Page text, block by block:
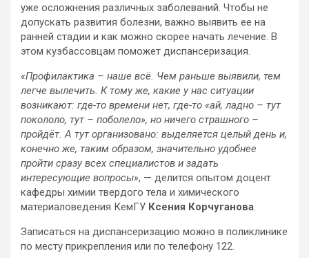
уже осложнения различных заболеваний. Чтобы не
допускать развития болезни, важно выявить ее на
ранней стадии и как можно скорее начать лечение. В
этом кузбассовцам поможет диспансеризация.
«Профилактика – наше всё. Чем раньше выявили, тем
легче вылечить. К тому же, какие у нас ситуации
возникают: где-то времени нет, где-то «ай, ладно – тут
покололо, тут – поболело», но ничего страшного –
пройдёт. А тут организовано: выделяется целый день и,
конечно же, таким образом, значительно удобнее
пройти сразу всех специалистов и задать
интересующие вопросы», — делится опытом доцент
кафедры химии твердого тела и химического
материаловедения КемГУ Ксения Корчуганова.
Записаться на диспансеризацию можно в поликлинике
по месту прикрепления или по телефону 122.